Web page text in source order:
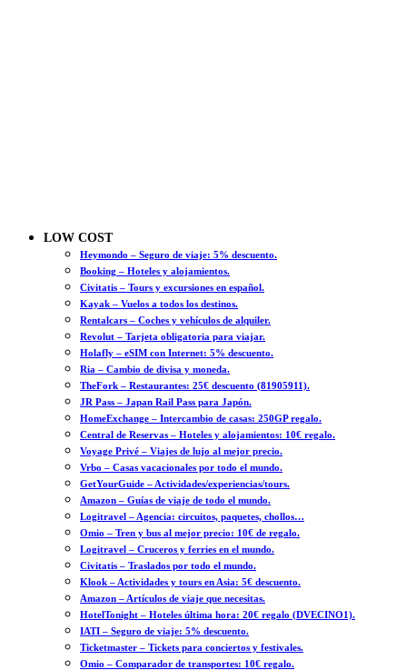
LOW COST
Heymondo – Seguro de viaje: 5% descuento.
Booking – Hoteles y alojamientos.
Civitatis – Tours y excursiones en español.
Kayak – Vuelos a todos los destinos.
Rentalcars – Coches y vehículos de alquiler.
Revolut – Tarjeta obligatoria para viajar.
Holafly – eSIM con Internet: 5% descuento.
Ria – Cambio de divisa y moneda.
TheFork – Restaurantes: 25€ descuento (81905911).
JR Pass – Japan Rail Pass para Japón.
HomeExchange – Intercambio de casas: 250GP regalo.
Central de Reservas – Hoteles y alojamientos: 10€ regalo.
Voyage Privé – Viajes de lujo al mejor precio.
Vrbo – Casas vacacionales por todo el mundo.
GetYourGuide – Actividades/experiencias/tours.
Amazon – Guías de viaje de todo el mundo.
Logitravel – Agencia: circuitos, paquetes, chollos…
Omio – Tren y bus al mejor precio: 10€ de regalo.
Logitravel – Cruceros y ferries en el mundo.
Civitatis – Traslados por todo el mundo.
Klook – Actividades y tours en Asia: 5€ descuento.
Amazon – Artículos de viaje que necesitas.
HotelTonight – Hoteles última hora: 20€ regalo (DVECINO1).
IATI – Seguro de viaje: 5% descuento.
Ticketmaster – Tickets para conciertos y festivales.
Omio – Comparador de transportes: 10€ regalo.